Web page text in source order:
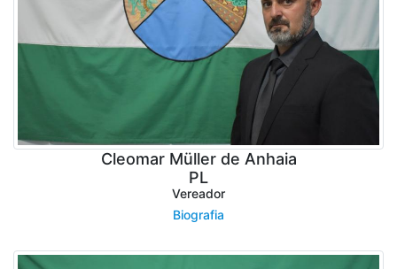
Cleomar Müller de Anhaia
PL
Vereador
Biografia